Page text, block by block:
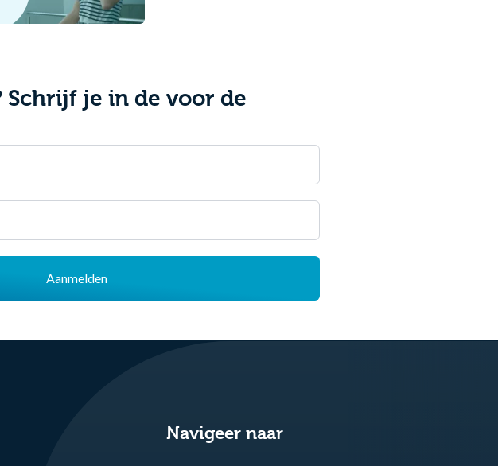
Schrijf je in de voor de
Aanmelden
Navigeer naar